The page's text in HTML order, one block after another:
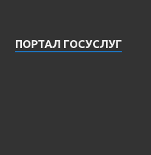
ПОРТАЛ ГОСУСЛУГ